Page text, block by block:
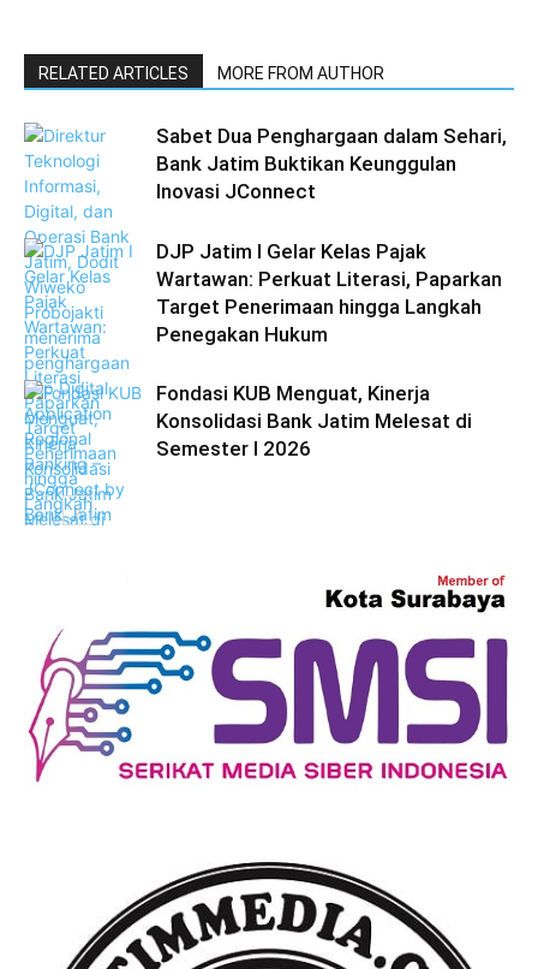
RELATED ARTICLES MORE FROM AUTHOR
Ekonomi Bisnis
Sabet Dua Penghargaan dalam Sehari,
Bank Jatim Buktikan Keunggulan
Inovasi JConnect
DJP Jatim I Gelar Kelas Pajak
Wartawan: Perkuat Literasi, Paparkan
Target Penerimaan hingga Langkah
Penegakan Hukum
Fondasi KUB Menguat, Kinerja
Konsolidasi Bank Jatim Melesat di
Semester I 2026